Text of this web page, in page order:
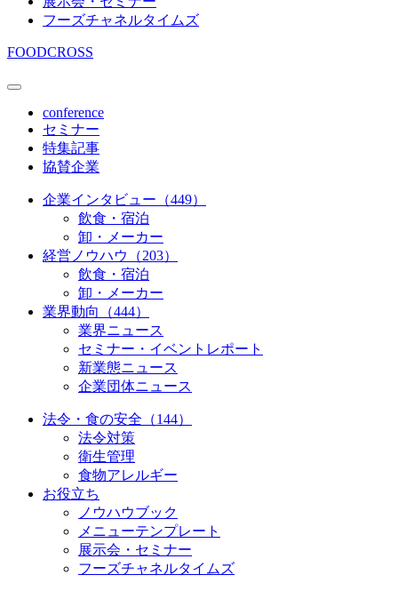
フーズチャネルタイムズ
FOODCROSS
conference
セミナー
特集記事
協賛企業
企業インタビュー（449）
飲食・宿泊
卸・メーカー
経営ノウハウ（203）
飲食・宿泊
卸・メーカー
業界動向（444）
業界ニュース
セミナー・イベントレポート
新業態ニュース
企業団体ニュース
法令・食の安全（144）
法令対策
衛生管理
食物アレルギー
お役立ち
ノウハウブック
メニューテンプレート
展示会・セミナー
フーズチャネルタイムズ